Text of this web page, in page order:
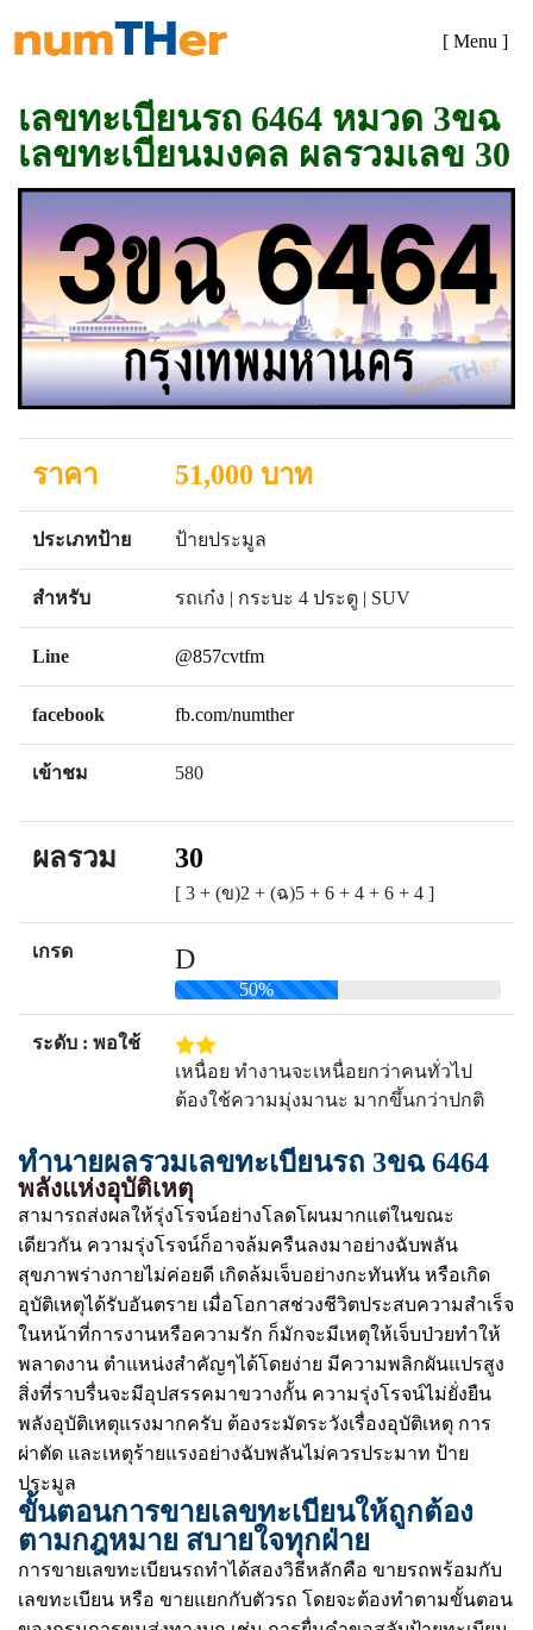
[ Menu ]
เลขทะเบียนรถ 6464 หมวด 3ขฉ
เลขทะเบียนมงคล ผลรวมเลข 30
ราคา 51,000 บาท
ประเภทป้าย ป้ายประมูล
สำหรับ รถเก๋ง | กระบะ 4 ประตู | SUV
Line @857cvtfm
facebook fb.com/numther
เข้าชม 580
ผลรวม 30
[ 3 + (ข)2 + (ฉ)5 + 6 + 4 + 6 + 4 ]
เกรด D
50%
ระดับ : พอใช้
เหนื่อย ทำงานจะเหนื่อยกว่าคนทั่วไป
ต้องใช้ความมุ่งมานะ มากขึ้นกว่าปกติ
ทำนายผลรวมเลขทะเบียนรถ 3ขฉ 6464
พลังแห่งอุบัติเหตุ
สามารถส่งผลให้รุ่งโรจน์อย่างโลดโผนมากแต่ในขณะ
เดียวกัน ความรุ่งโรจน์ก็อาจล้มครืนลงมาอย่างฉับพลัน
สุขภาพร่างกายไม่ค่อยดี เกิดล้มเจ็บอย่างกะทันหัน หรือเกิด
อุบัติเหตุได้รับอันตราย เมื่อโอกาสช่วงชีวิตประสบความสำเร็จ
ในหน้าที่การงานหรือความรัก ก็มักจะมีเหตุให้เจ็บป่วยทำให้
พลาดงาน ตำแหน่งสำคัญๆได้โดยง่าย มีความพลิกผันแปรสูง
สิ่งที่ราบรื่นจะมีอุปสรรคมาขวางกั้น ความรุ่งโรจน์ไม่ยั่งยืน
พลังอุบัติเหตุแรงมากครับ ต้องระมัดระวังเรื่องอุบัติเหตุ การ
ผ่าตัด และเหตุร้ายแรงอย่างฉับพลันไม่ควรประมาท ป้าย
ประมูล
ขั้นตอนการขายเลขทะเบียนให้ถูกต้อง
ตามกฎหมาย สบายใจทุกฝ่าย
การขายเลขทะเบียนรถทำได้สองวิธีหลักคือ ขายรถพร้อมกับ
เลขทะเบียน หรือ ขายแยกกับตัวรถ โดยจะต้องทำตามขั้นตอน